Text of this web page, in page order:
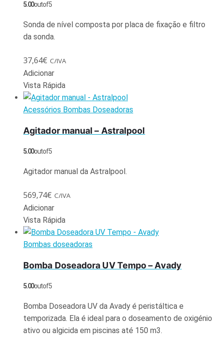
5.00out of 5
Sonda de nível composta por placa de fixação e filtro
da sonda.
37,64€ C/IVA
Adicionar
Vista Rápida
Acessórios Bombas Doseadoras
Agitador manual – Astralpool
5.00out of 5
Agitador manual da Astralpool.
569,74€ C/IVA
Adicionar
Vista Rápida
Bombas doseadoras
Bomba Doseadora UV Tempo – Avady
5.00out of 5
Bomba Doseadora UV da Avady é peristáltica e
temporizada. Ela é ideal para o doseamento de oxigénio
ativo ou algicida em piscinas até 150 m3.